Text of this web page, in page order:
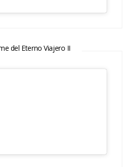
del Eterno Viajero II